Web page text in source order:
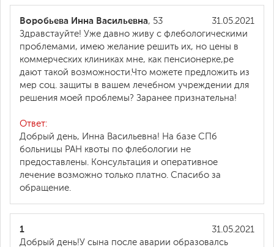
31.05.2021
Воробьева Инна Васильевна, 53
Здравстауйте! Уже давно живу с флебологическими
проблемами, имею желание решить их, но цены в
коммерческих клиниках мне, как пенсионерке,ре
дают такой возможности.Что можете предложить из
мер соц. защиты в вашем лечебном учреждении для
решения моей проблемы? Заранее признательна!
Ответ:
Добрый день, Инна Васильевна! На базе СПб
больницы РАН квоты по флебологии не
предоставлены. Консультация и оперативное
лечение возможно только платно. Спасибо за
обращение.
31.05.2021
1
Добрый день!У сына после аварии образовалсь